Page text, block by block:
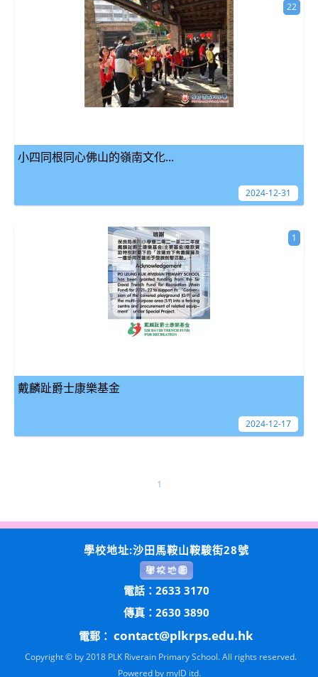
小四同根同心佛山的嶺南文化...
22
2024-12-31
戴麟趾爵士康樂基金
1
2024-12-17
1
學校地址:沙田馬鞍山鞍駿街28號
電話：2633 3170
傳真：2630 3890
電郵： contact@plkrps.edu.hk
Copyright © by 2018 PLK Riverain Primary School. All rights reserved.
Powered by myID itd.